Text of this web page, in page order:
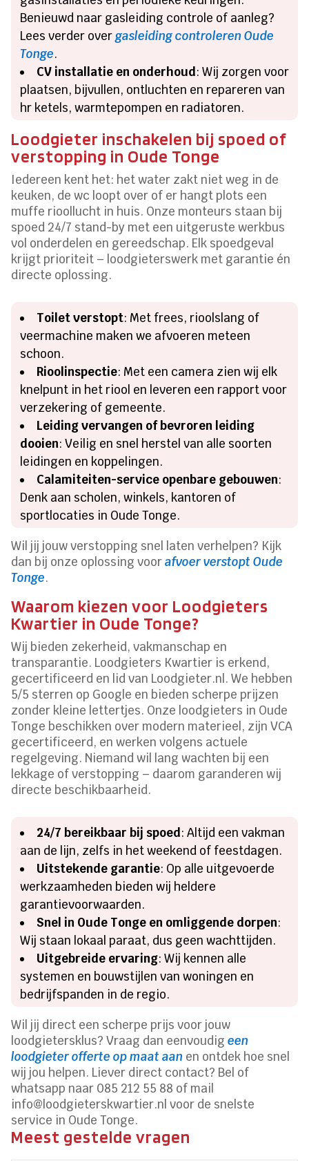
Benieuwd naar gasleiding controle of aanleg?
Lees verder overgasleiding controleren Oude
Tonge.
CV installatie en onderhoud: Wij zorgen voor
plaatsen, bijvullen, ontluchten en repareren van
hr ketels, warmtepompen en radiatoren.
Loodgieter inschakelen bij spoed of
verstopping in Oude Tonge
Iedereen kent het: het water zakt niet weg in de
keuken, de wc loopt over of er hangt plots een
muffe rioollucht in huis. Onze monteurs staan bij
spoed 24/7 stand-by met een uitgeruste werkbus
vol onderdelen en gereedschap. Elk spoedgeval
krijgt prioriteit – loodgieterswerk met garantie én
directe oplossing.
Toilet verstopt: Met frees, rioolslang of
veermachine maken we afvoeren meteen
schoon.
Rioolinspectie: Met een camera zien wij elk
knelpunt in het riool en leveren een rapport voor
verzekering of gemeente.
Leiding vervangen of bevroren leiding
dooien: Veilig en snel herstel van alle soorten
leidingen en koppelingen.
Calamiteiten-service openbare gebouwen:
Denk aan scholen, winkels, kantoren of
sportlocaties in Oude Tonge.
Wil jij jouw verstopping snel laten verhelpen? Kijk
dan bij onze oplossing voorafvoer verstopt Oude
Tonge.
Waarom kiezen voor Loodgieters
Kwartier in Oude Tonge?
Wij bieden zekerheid, vakmanschap en
transparantie. Loodgieters Kwartier is erkend,
gecertificeerd en lid van Loodgieter.nl. We hebben
5/5 sterren op Google en bieden scherpe prijzen
zonder kleine lettertjes. Onze loodgieters in Oude
Tonge beschikken over modern materieel, zijn VCA
gecertificeerd, en werken volgens actuele
regelgeving. Niemand wil lang wachten bij een
lekkage of verstopping – daarom garanderen wij
directe beschikbaarheid.
24/7 bereikbaar bij spoed: Altijd een vakman
aan de lijn, zelfs in het weekend of feestdagen.
Uitstekende garantie: Op alle uitgevoerde
werkzaamheden bieden wij heldere
garantievoorwaarden.
Snel in Oude Tonge en omliggende dorpen:
Wij staan lokaal paraat, dus geen wachttijden.
Uitgebreide ervaring: Wij kennen alle
systemen en bouwstijlen van woningen en
bedrijfspanden in de regio.
Wil jij direct een scherpe prijs voor jouw
loodgietersklus? Vraag dan eenvoudigeen
loodgieter offerte op maat aan en ontdek hoe snel
wij jou helpen. Liever direct contact? Bel of
whatsapp naar 085 212 55 88 of mail
info@loodgieterskwartier.nl voor de snelste
service in Oude Tonge.
Meest gestelde vragen